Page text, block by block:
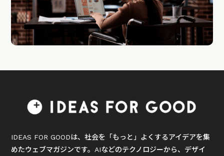
IDEAS FOR GOODは、社会を「もっと」よくするアイデアを集
めたウェブマガジンです。AIなどのテクノロジーから、デザイ